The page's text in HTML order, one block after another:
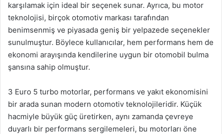
karşılamak için ideal bir seçenek sunar. Ayrıca, bu motor
teknolojisi, birçok otomotiv markası tarafından
benimsenmiş ve piyasada geniş bir yelpazede seçenekler
sunulmuştur. Böylece kullanıcılar, hem performans hem de
ekonomi arayışında kendilerine uygun bir otomobil bulma
şansına sahip olmuştur.
3 Euro 5 turbo motorlar, performans ve yakıt ekonomisini
bir arada sunan modern otomotiv teknolojileridir. Küçük
hacmiyle büyük güç üretirken, aynı zamanda çevreye
duyarlı bir performans sergilemeleri, bu motorları öne